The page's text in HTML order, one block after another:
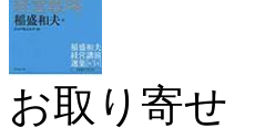
お取り寄せ